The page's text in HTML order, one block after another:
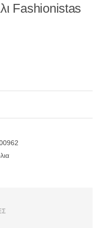
Fashionistas